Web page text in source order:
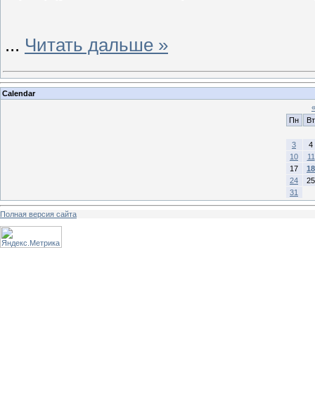
... Читать дальше »
Calendar
«
Пн
Вт
3
4
10
11
17
18
24
25
31
Полная версия сайта